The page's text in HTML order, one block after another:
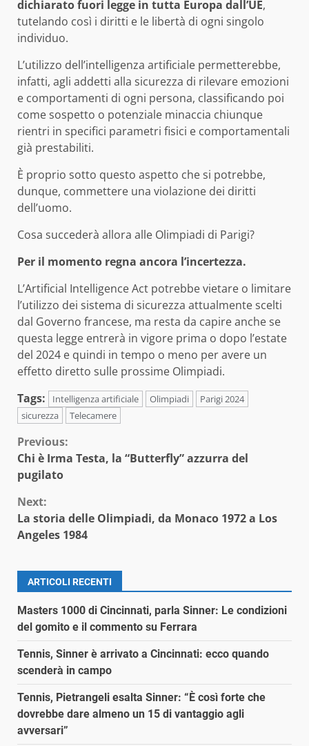
dichiarato fuori legge in tutta Europa dall’UE,
tutelando così i diritti e le libertà di ogni singolo
individuo.
L’utilizzo dell’intelligenza artificiale permetterebbe,
infatti, agli addetti alla sicurezza di rilevare emozioni
e comportamenti di ogni persona, classificando poi
come sospetto o potenziale minaccia chiunque
rientri in specifici parametri fisici e comportamentali
già prestabiliti.
È proprio sotto questo aspetto che si potrebbe,
dunque, commettere una violazione dei diritti
dell’uomo.
Cosa succederà allora alle Olimpiadi di Parigi?
Per il momento regna ancora l’incertezza.
L’Artificial Intelligence Act potrebbe vietare o limitare
l’utilizzo dei sistema di sicurezza attualmente scelti
dal Governo francese, ma resta da capire anche se
questa legge entrerà in vigore prima o dopo l’estate
del 2024 e quindi in tempo o meno per avere un
effetto diretto sulle prossime Olimpiadi.
Tags:
Intelligenza artificiale Olimpiadi
Parigi 2024
sicurezza
Telecamere
Continue
Reading
Previous:
Chi è Irma Testa, la “Butterfly” azzurra del
pugilato
Next:
La storia delle Olimpiadi, da Monaco 1972 a Los
Angeles 1984
ARTICOLI RECENTI
Masters 1000 di Cincinnati, parla Sinner: Le condizioni
del gomito e il commento su Ferrara
Tennis, Sinner è arrivato a Cincinnati: ecco quando
scenderà in campo
Tennis, Pietrangeli esalta Sinner: “È così forte che
dovrebbe dare almeno un 15 di vantaggio agli
avversari”